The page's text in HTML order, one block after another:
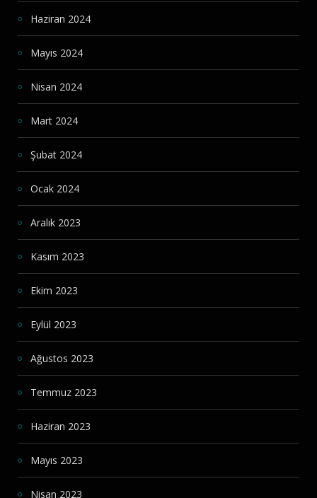
Haziran 2024
Mayıs 2024
Nisan 2024
Mart 2024
Şubat 2024
Ocak 2024
Aralık 2023
Kasım 2023
Ekim 2023
Eylül 2023
Ağustos 2023
Temmuz 2023
Haziran 2023
Mayıs 2023
Nisan 2023